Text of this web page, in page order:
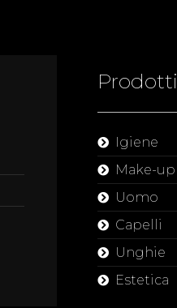
Prodotti
Igiene
Make-up
Uomo
Capelli
Unghie
Estetica